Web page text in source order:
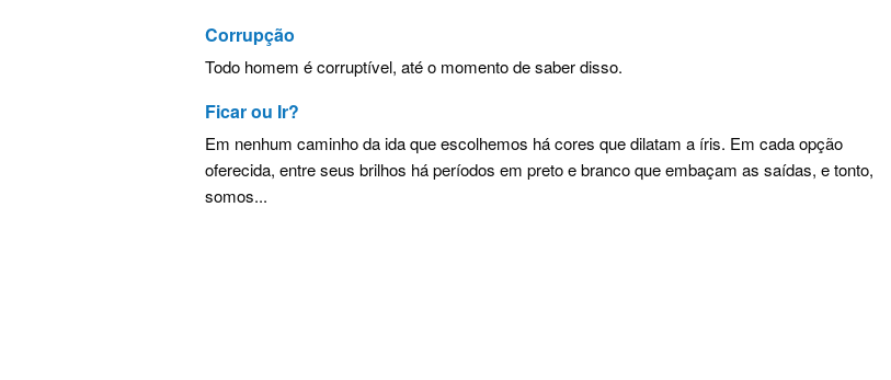
Corrupção
Todo homem é corruptível, até o momento de saber disso.
Ficar ou Ir?
Em nenhum caminho da ida que escolhemos há cores que dilatam a íris. Em cada opção
oferecida, entre seus brilhos há períodos em preto e branco que embaçam as saídas, e tonto,
somos...